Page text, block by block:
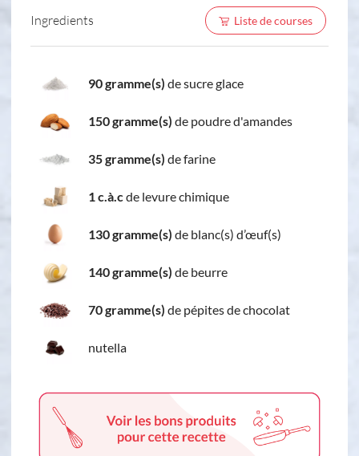
Ingredients Liste de courses
90 gramme(s) de sucre glace
150 gramme(s) de poudre d'amandes
35 gramme(s) de farine
1 c.à.cde levure chimique
130 gramme(s) de blanc(s) d’œuf(s)
140 gramme(s) de beurre
70 gramme(s) de pépites de chocolat
nutella